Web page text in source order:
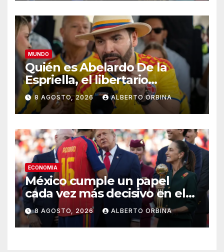
MUNDO
Quién es Abelardo De la
Espriella, el libertario
admirador de Javier Milei que
asumió la presidencia de
Colombia
8 AGOSTO, 2026 ALBERTO ORBINA
ECONOMIA
México cumple un papel
cada vez más decisivo en el
capitalismo norteamericano
8 AGOSTO, 2026 ALBERTO ORBINA